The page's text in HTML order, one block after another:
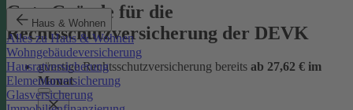
Haus & Wohnen
Alles zu Haus & Wohnen
Wohngebäudeversicherung
Hausratversicherung
Elementarversicherung
Glasversicherung
Gute Gründe für die
Rechtsschutzversicherung der DEVK
günstige Rechtsschutzversicherung bereits ab 27,62 € im
Monat